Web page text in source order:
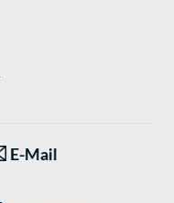
E-Mail